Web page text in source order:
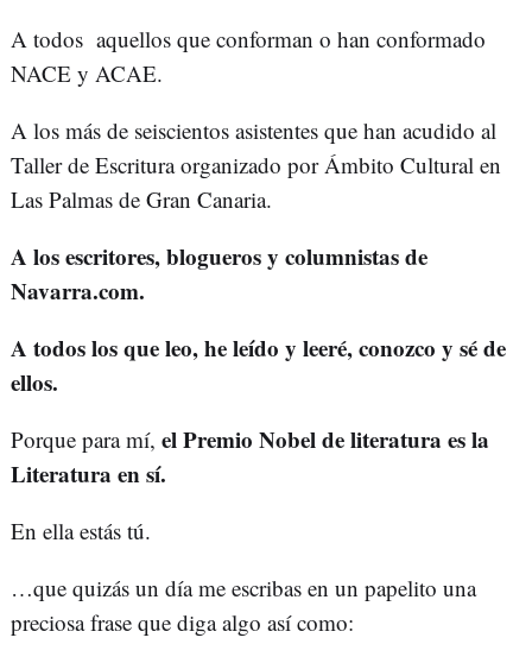
A todos aquellos que conforman o han conformado
NACE y ACAE.
A los más de seiscientos asistentes que han acudido al
Taller de Escritura organizado por Ámbito Cultural en
Las Palmas de Gran Canaria.
A los escritores, blogueros y columnistas de
Navarra.com.
A todos los que leo, he leído y leeré, conozco y sé de
ellos.
Porque para mí, el Premio Nobel de literatura es la
Literatura en sí.
En ella estás tú.
…que quizás un día me escribas en un papelito una
preciosa frase que diga algo así como: